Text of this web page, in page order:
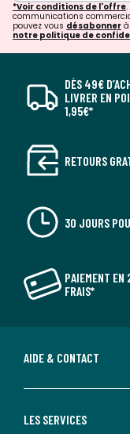
*Voir conditions de l'offre
communications
pouvez vous désabonner
notre politique de
DÈS 49€
LIVRER EN
1,95€*
RETOURS
30 JOURS
PAIEMENT EN
FRAIS*
AIDE & CONTACT
LES SERVICES